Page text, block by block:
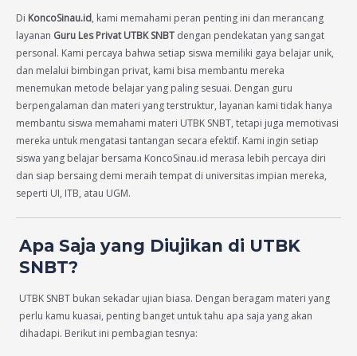
Di KoncoSinau.id, kami memahami peran penting ini dan merancang
layanan Guru Les Privat UTBK SNBT dengan pendekatan yang sangat
personal. Kami percaya bahwa setiap siswa memiliki gaya belajar unik,
dan melalui bimbingan privat, kami bisa membantu mereka
menemukan metode belajar yang paling sesuai. Dengan guru
berpengalaman dan materi yang terstruktur, layanan kami tidak hanya
membantu siswa memahami materi UTBK SNBT, tetapi juga memotivasi
mereka untuk mengatasi tantangan secara efektif. Kami ingin setiap
siswa yang belajar bersama KoncoSinau.id merasa lebih percaya diri
dan siap bersaing demi meraih tempat di universitas impian mereka,
seperti UI, ITB, atau UGM.
Apa Saja yang Diujikan di UTBK
SNBT?
UTBK SNBT bukan sekadar ujian biasa. Dengan beragam materi yang
perlu kamu kuasai, penting banget untuk tahu apa saja yang akan
dihadapi. Berikut ini pembagian tesnya: